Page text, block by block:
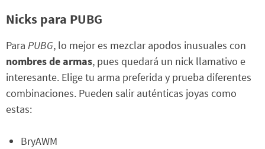
Nicks para PUBG
Para PUBG, lo mejor es mezclar apodos inusuales con
nombres de armas, pues quedará un nick llamativo e
interesante. Elige tu arma preferida y prueba diferentes
combinaciones. Pueden salir auténticas joyas como
estas:
BryAWM